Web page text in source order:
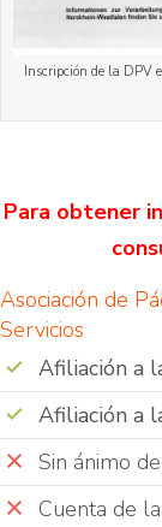
Inscripción de la DPV
Para obtener
Asociación de
Servicios
Afiliación a
Afiliación a
Sin ánimo
Cuenta de